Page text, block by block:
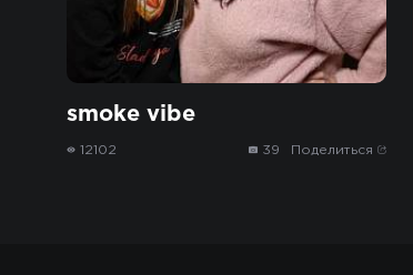
smoke vibe
12102 39 Поделиться